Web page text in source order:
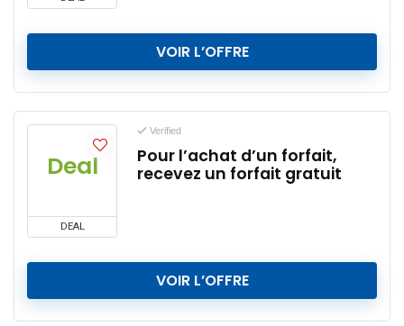
VOIR L’OFFRE
Deal
DEAL
Verified
Pour l’achat d’un forfait,
recevez un forfait gratuit
VOIR L’OFFRE